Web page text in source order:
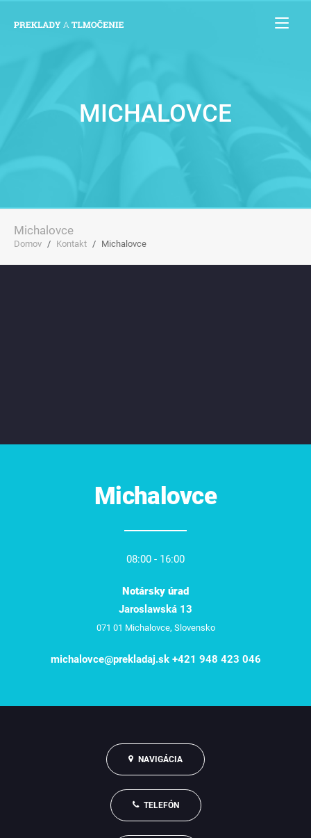
MICHALOVCE
Michalovce
Domov Kontakt Michalovce
Michalovce
08:00 - 16:00
Notársky úrad
Jaroslawská 13
071 01 Michalovce, Slovensko
michalovce@prekladaj.sk +421 948 423 046
NAVIGÁCIA
TELEFÓN